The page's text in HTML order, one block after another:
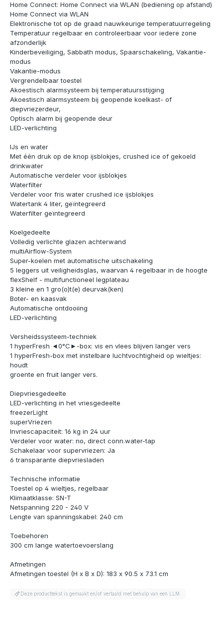
Home Connect: Home Connect via WLAN (bediening op afstand)
Home Connect via WLAN
Elektronische tot op de graad nauwkeurige temperatuurregeling
Temperatuur regelbaar en controleerbaar voor iedere zone
afzonderlijk
Kinderbeveiliging, Sabbath modus, Spaarschakeling, Vakantie-
modus
Vakantie-modus
Vergrendelbaar toestel
Akoestisch alarmsysteem bij temperatuursstijging
Akoestisch alarmsysteem bij geopende koelkast- of
diepvriezerdeur,
Optisch alarm bij geopende deur
LED-verlichting
IJs en water
Met één druk op de knop ijsblokjes, crushed ice of gekoeld
drinkwater
Automatische verdeler voor ijsblokjes
Waterfilter
Verdeler voor fris water crushed ice ijsblokjes
Watertank 4 liter, geïntegreerd
Waterfilter geïntegreerd
Koelgedeelte
Volledig verlichte glazen achterwand
multiAirflow-System
Super-koelen met automatische uitschakeling
5 leggers uit veiligheidsglas, waarvan 4 regelbaar in de hoogte
flexShelf - multifunctioneel legplateau
3 kleine en 1 gro(o)t(e) deurvak(ken)
Boter- en kaasvak
Automatische ontdooiing
LED-verlichting
Versheidssysteem-techniek
1 hyperFresh ◄0°C►-box: vis en vlees blijven langer vers
1 hyperFresh-box met instelbare luchtvochtigheid op wieltjes:
houdt
groente en fruit langer vers.
Diepvriesgedeelte
LED-verlichting in het vriesgedeelte
freezerLight
superVriezen
Invriescapaciteit: 16 kg in 24 uur
Verdeler voor water: no, direct conn.water-tap
Schakelaar voor supervriezen: Ja
6 transparante diepvriesladen
Technische informatie
Toestel op 4 wieltjes, regelbaar
Klimaatklasse: SN-T
Netspanning 220 - 240 V
Lengte van spanningskabel: 240 cm
Toebehoren
300 cm lange watertoevoerslang
Afmetingen
Afmetingen toestel (H x B x D): 183 x 90.5 x 73.1 cm
Deze producttekst is gemaakt en/of vertaald met behulp van een LLM.